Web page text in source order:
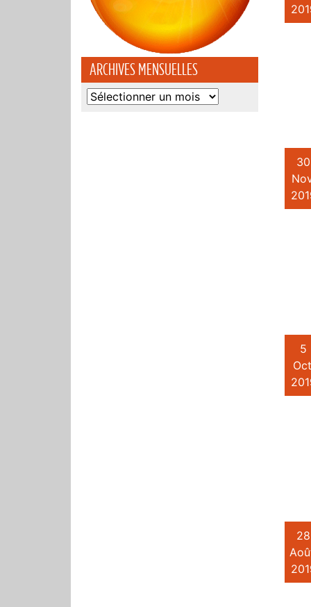
ARCHIVES MENSUELLES
Archives
30
5
28